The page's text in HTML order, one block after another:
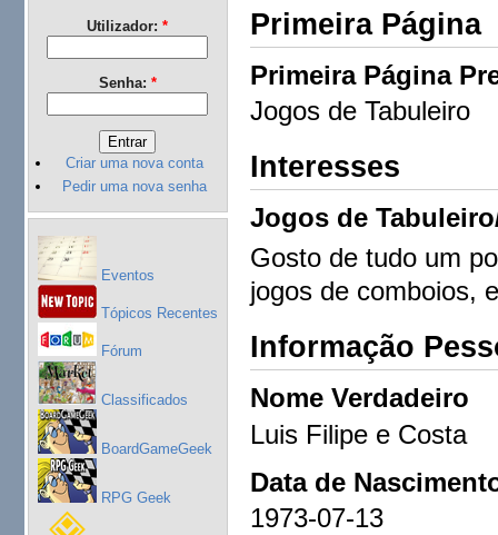
Utilizador: *
Senha: *
Criar uma nova conta
Pedir uma nova senha
Eventos
Tópicos Recentes
Fórum
Classificados
BoardGameGeek
RPG Geek
Primeira Página
Primeira Página
Jogos de Tabuleiro
Interesses
Jogos de
Gosto de tudo um
jogos de comboios,
Informação
Nome Verdadeiro
Luis Filipe e Costa
Data de
1973-07-13